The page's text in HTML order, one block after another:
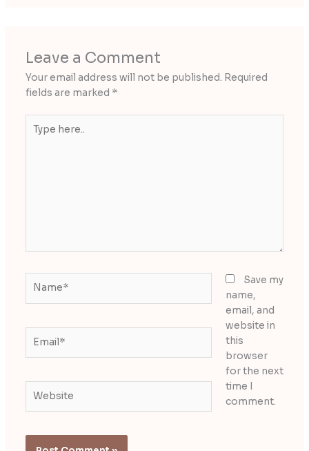
Leave a Comment
Your email address will not be published. Required
fields are marked *
here..
Save my
name,
email, and
website in
this
browser
for the next
time I
comment.